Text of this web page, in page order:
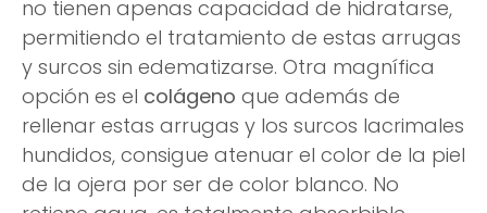
no tienen apenas capacidad de hidratarse,
permitiendo el tratamiento de estas arrugas
y surcos sin edematizarse. Otra magnífica
opción es el colágeno que además de
rellenar estas arrugas y los surcos lacrimales
hundidos, consigue atenuar el color de la piel
de la ojera por ser de color blanco. No